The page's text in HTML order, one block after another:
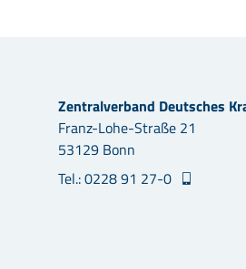
Zentralverband Deutsches
Franz-Lohe-Straße 21
53129 Bonn
Tel.: 0228 91 27-0